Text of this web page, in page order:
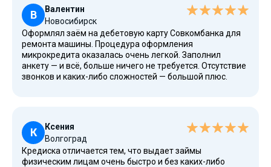
В
Валентин
Новосибирск
Оформлял заём на дебетовую карту Совкомбанка для
ремонта машины. Процедура оформления
микрокредита оказалась очень легкой. Заполнил
анкету — и всё, больше ничего не требуется. Отсутствие
звонков и каких-либо сложностей — большой плюс.
кредитора.
К
Ксения
Волгоград
Кредиска отличается тем, что выдает займы
физическим лицам очень быстро и без каких-либо